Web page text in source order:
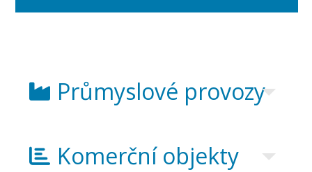
Průmyslové provozy
Komerční objekty